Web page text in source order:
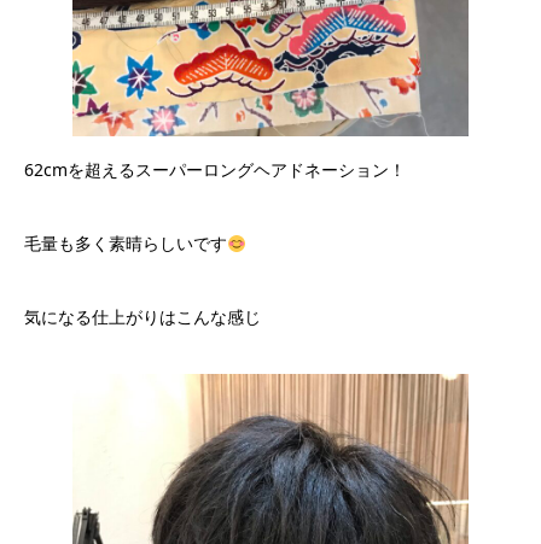
62cmを超えるスーパーロングヘアドネーション！
毛量も多く素晴らしいです
気になる仕上がりはこんな感じ